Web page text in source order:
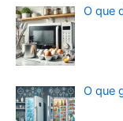
O que
O que